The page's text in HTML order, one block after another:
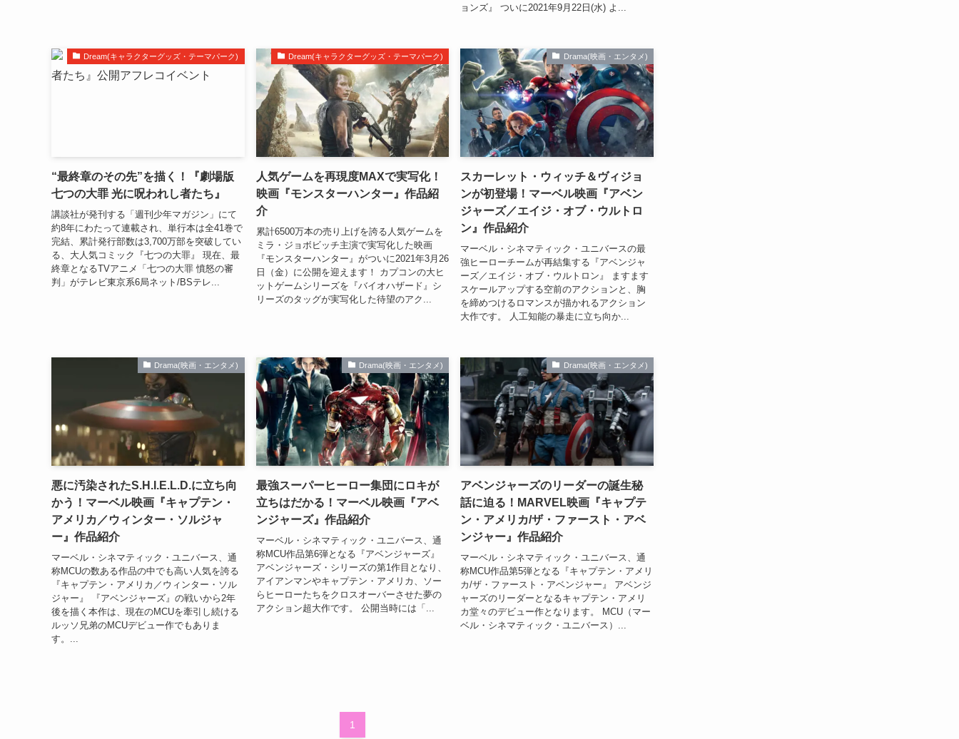
ョンズ』 ついに2021年9月22日(水) よ...
Dream(キャラクターグッズ・テーマパーク)
“最終章のその先”を描く！『劇場版
七つの大罪 光に呪われし者たち』
講談社が発刊する「週刊少年マガジン」にて
約8年にわたって連載され、単行本は全41巻で
完結、累計発行部数は3,700万部を突破してい
る、大人気コミック『七つの大罪』 現在、最
終章となるTVアニメ「七つの大罪 憤怒の審
判」がテレビ東京系6局ネット/BSテレ...
Dream(キャラクターグッズ・テーマパーク)
人気ゲームを再現度MAXで実写化！
映画『モンスターハンター』作品紹
介
累計6500万本の売り上げを誇る人気ゲームを
ミラ・ジョボビッチ主演で実写化した映画
『モンスターハンター』がついに2021年3月26
日（金）に公開を迎えます！ カプコンの大ヒ
ットゲームシリーズを『バイオハザード』シ
リーズのタッグが実写化した待望のアク...
Drama(映画・エンタメ)
スカーレット・ウィッチ＆ヴィジョ
ンが初登場！マーベル映画『アベン
ジャーズ／エイジ・オブ・ウルトロ
ン』作品紹介
マーベル・シネマティック・ユニバースの最
強ヒーローチームが再結集する『アベンジャ
ーズ／エイジ・オブ・ウルトロン』 ますます
スケールアップする空前のアクションと、胸
を締めつけるロマンスが描かれるアクション
大作です。 人工知能の暴走に立ち向か...
Drama(映画・エンタメ)
悪に汚染されたS.H.I.E.L.D.に立ち向
かう！マーベル映画『キャプテン・
アメリカ／ウィンター・ソルジャ
ー』作品紹介
マーベル・シネマティック・ユニバース、通
称MCUの数ある作品の中でも高い人気を誇る
『キャプテン・アメリカ／ウィンター・ソル
ジャー』 『アベンジャーズ』の戦いから2年
後を描く本作は、現在のMCUを牽引し続ける
ルッソ兄弟のMCUデビュー作でもありま
す。...
Drama(映画・エンタメ)
最強スーパーヒーロー集団にロキが
立ちはだかる！マーベル映画『アベ
ンジャーズ』作品紹介
マーベル・シネマティック・ユニバース、通
称MCU作品第6弾となる『アベンジャーズ』
アベンジャーズ・シリーズの第1作目となり、
アイアンマンやキャプテン・アメリカ、ソー
らヒーローたちをクロスオーバーさせた夢の
アクション超大作です。 公開当時には「...
Drama(映画・エンタメ)
アベンジャーズのリーダーの誕生秘
話に迫る！MARVEL映画『キャプテ
ン・アメリカ/ザ・ファースト・アベ
ンジャー』作品紹介
マーベル・シネマティック・ユニバース、通
称MCU作品第5弾となる『キャプテン・アメリ
カ/ザ・ファースト・アベンジャー』 アベンジ
ャーズのリーダーとなるキャプテン・アメリ
カ堂々のデビュー作となります。 MCU（マー
ベル・シネマティック・ユニバース）...
1